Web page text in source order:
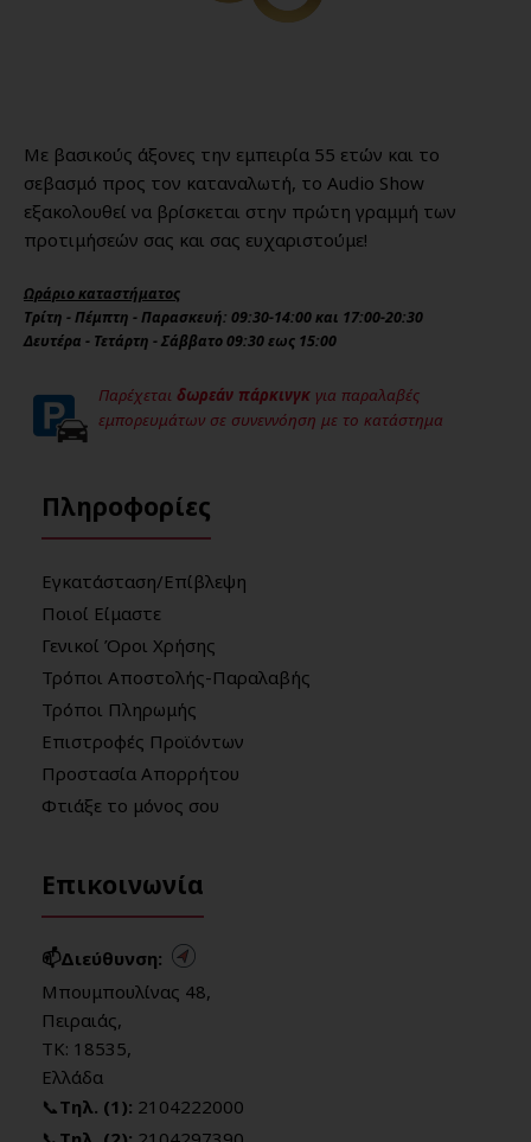
Με βασικούς άξονες την εμπειρία 55 ετών και το
σεβασμό προς τον καταναλωτή, το Audio Show
εξακολουθεί να βρίσκεται στην πρώτη γραμμή των
προτιμήσεών σας και σας ευχαριστούμε!
Ωράριο καταστήματος
Τρίτη - Πέμπτη - Παρασκευή: 09:30-14:00 και 17:00-20:30
Δευτέρα - Τετάρτη - Σάββατο 09:30 εως 15:00
Παρέχεται δωρεάν πάρκινγκ για παραλαβές
εμπορευμάτων σε συνεννόηση με το κατάστημα
Πληροφορίες
Εγκατάσταση/Επίβλεψη
Ποιοί Είμαστε
Γενικοί Όροι Χρήσης
Τρόποι Αποστολής-Παραλαβής
Τρόποι Πληρωμής
Επιστροφές Προϊόντων
Προστασία Απορρήτου
Φτιάξε το μόνος σου
Επικοινωνία
📫Διεύθυνση:
Μπουμπουλίνας 48,
Πειραιάς,
ΤΚ: 18535,
Ελλάδα
📞Τηλ. (1): 2104222000